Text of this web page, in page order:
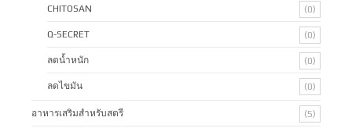
CHITOSAN
(0)
Q-SECRET (0)
ลดน้ำหนัก (0)
ลดไขมัน (0)
อาหารเสริมสำหรับสตรี (5)